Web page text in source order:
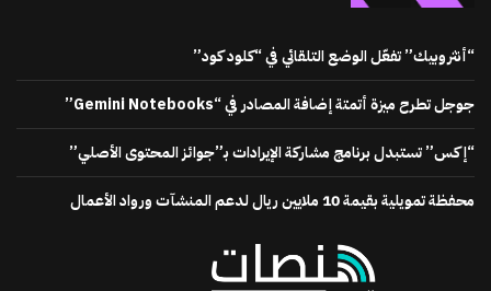
“أنثروبيك” تفعّل الوضع التلقائي في “كلود كود”
جوجل تطرح ميزة أتمتة إضافة المصادر في “Gemini Notebooks”
“إكس” تستبدل برنامج مشاركة الإيرادات بـ”جوائز المحتوى الأصلي”
محفظة تمويلية بقيمة 10 ملايين ريال لدعم المنشآت ورواد الأعمال